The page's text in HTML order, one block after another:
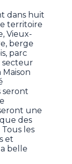
dans huit
territoire
Vieux-
berge
parc
secteur
seront
une
des
les
et
belle